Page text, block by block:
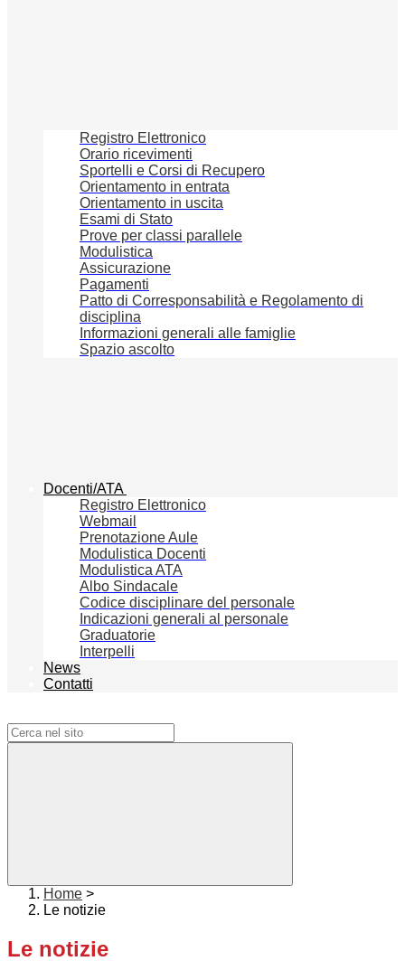
Registro Elettronico
Orario ricevimenti
Sportelli e Corsi di Recupero
Orientamento in entrata
Orientamento in uscita
Esami di Stato
Prove per classi parallele
Modulistica
Assicurazione
Pagamenti
Patto di Corresponsabilità e Regolamento di
disciplina
Informazioni generali alle famiglie
Spazio ascolto
Docenti/ATA
Registro Elettronico
Webmail
Prenotazione Aule
Modulistica Docenti
Modulistica ATA
Albo Sindacale
Codice disciplinare del personale
Indicazioni generali al personale
Graduatorie
Interpelli
News
Contatti
Home >
Le notizie
Le notizie